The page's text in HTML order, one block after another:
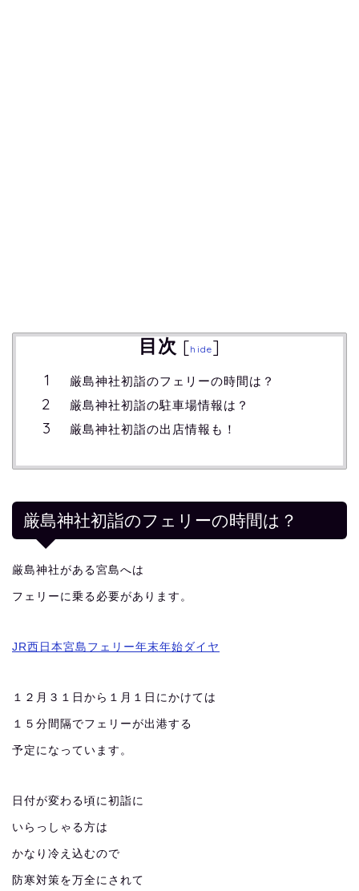
目次 [hide]
厳島神社初詣のフェリーの時間は？
厳島神社初詣の駐車場情報は？
厳島神社初詣の出店情報も！
厳島神社初詣のフェリーの時間は？
厳島神社がある宮島へは
フェリーに乗る必要があります。
JR西日本宮島フェリー年末年始ダイヤ
１２月３１日から１月１日にかけては
１５分間隔でフェリーが出港する
予定になっています。
日付が変わる頃に初詣に
いらっしゃる方は
かなり冷え込むので
防寒対策を万全にされて